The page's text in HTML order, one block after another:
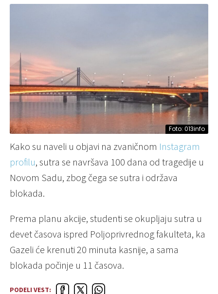
Foto: 013info
Kako su naveli u objavi na zvaničnom Instagram
profilu, sutra se navršava 100 dana od tragedije u
Novom Sadu, zbog čega se sutra i održava
blokada.
Prema planu akcije, studenti se okupljaju sutra u
devet časova ispred Poljoprivrednog fakulteta, ka
Gazeli će krenuti 20 minuta kasnije, a sama
blokada počinje u 11 časova.
PODELI VEST: